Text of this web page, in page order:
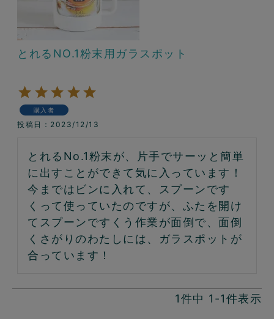
とれるNO.1粉末用ガラスポット
購入者
投稿日 2023/12/13
とれるNo.1粉末が、片手でサーッと簡単
に出すことができて気に入っています！
今まではビンに入れて、スプーンです
くって使っていたのですが、ふたを開け
てスプーンですくう作業が面倒で、面倒
くさがりのわたしには、ガラスポットが
合っています！
1件中 1 -1件表示